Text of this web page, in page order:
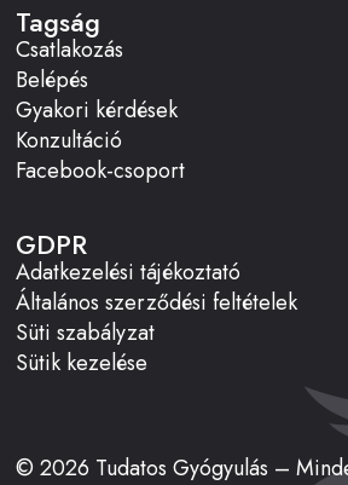
Tagság
Csatlakozás
Belépés
Gyakori kérdések
Konzultáció
Facebook-csoport
GDPR
Adatkezelési tájékoztató
Általános szerződési feltételek
Süti szabályzat
Sütik kezelése
© 2026 Tudatos Gyógyulás –